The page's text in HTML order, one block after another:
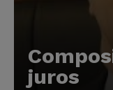
juros